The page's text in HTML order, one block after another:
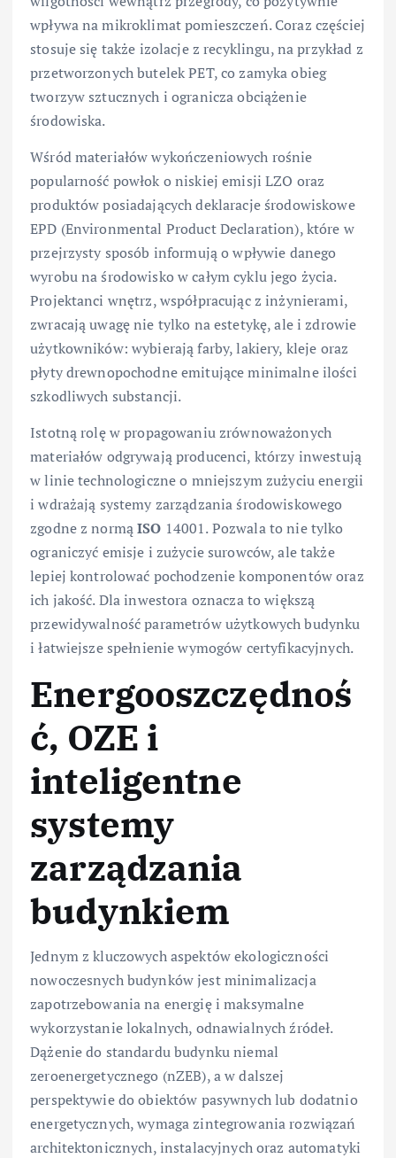
wpływa na mikroklimat pomieszczeń. Coraz częściej
stosuje się także izolacje z recyklingu, na przykład z
przetworzonych butelek PET, co zamyka obieg
tworzyw sztucznych i ogranicza obciążenie
środowiska.
Wśród materiałów wykończeniowych rośnie
popularność powłok o niskiej emisji LZO oraz
produktów posiadających deklaracje środowiskowe
EPD (Environmental Product Declaration), które w
przejrzysty sposób informują o wpływie danego
wyrobu na środowisko w całym cyklu jego życia.
Projektanci wnętrz, współpracując z inżynierami,
zwracają uwagę nie tylko na estetykę, ale i zdrowie
użytkowników: wybierają farby, lakiery, kleje oraz
płyty drewnopochodne emitujące minimalne ilości
szkodliwych substancji.
Istotną rolę w propagowaniu zrównoważonych
materiałów odgrywają producenci, którzy inwestują
w linie technologiczne o mniejszym zużyciu energii
i wdrażają systemy zarządzania środowiskowego
zgodne z normąISO 14001. Pozwala to nie tylko
ograniczyć emisje i zużycie surowców, ale także
lepiej kontrolować pochodzenie komponentów oraz
ich jakość. Dla inwestora oznacza to większą
przewidywalność parametrów użytkowych budynku
i łatwiejsze spełnienie wymogów certyfikacyjnych.
Energooszczędnoś
ć, OZE i
inteligentne
systemy
zarządzania
budynkiem
Jednym z kluczowych aspektów ekologiczności
nowoczesnych budynków jest minimalizacja
zapotrzebowania na energię i maksymalne
wykorzystanie lokalnych, odnawialnych źródeł.
Dążenie do standardu budynku niemal
zeroenergetycznego (nZEB), a w dalszej
perspektywie do obiektów pasywnych lub dodatnio
energetycznych, wymaga zintegrowania rozwiązań
architektonicznych, instalacyjnych oraz automatyki